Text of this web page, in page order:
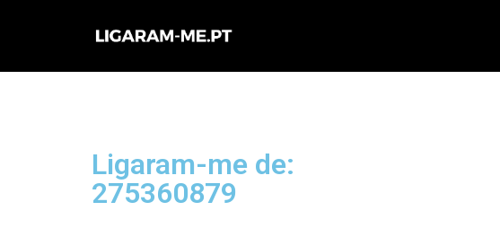
para
Ligaram-me de:
275360879